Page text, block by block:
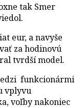
tak Smer
eur, a navyše
za hodinovú
tvrdší model.
funkcionármi
vplyvu
voľby nakoniec